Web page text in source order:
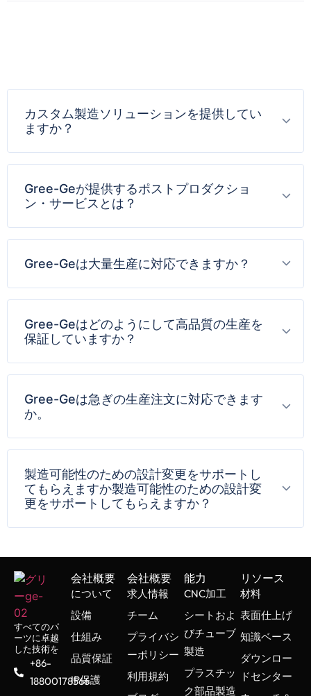
カスタム製造ソリューションを提供してい
ますか？
Gree-Geが提供するポストプロダクショ
ン・サービスとは？
Gree-Geは大量生産に対応できますか？
Gree-Geはどのようにして高品質の生産を
保証していますか？
Gree-Geは急ぎの生産注文に対応できます
か。
製造可能性のための設計変更をサポートし
てもらえますか製造可能性のための設計変
更をサポートしてもらえますか？
すべてのパ
ーツに卓越
した技術を
+86-
18800178566
会社概要
について
設備
仕組み
品質保証
IP保護
会社概要
求人情報
チーム
プライバシ
ーポリシー
利用規約
能力
CNC加工
シートおよ
びチューブ
製造
プラスチッ
ク部品製造
リソース
材料
表面仕上げ
知識ベース
ダウンロー
ドセンター